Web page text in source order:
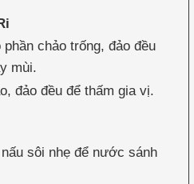
chảo trống, đảo đều
mùi.
đảo đều để thấm gia vị.
sôi nhẹ để nước sánh